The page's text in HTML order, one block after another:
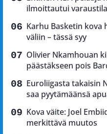
ilmoittautui
Karhu Basketin kova
väliin – tässä syy
Olivier Nkamhouan
päästäkseen pois
Euroliigasta takaisin
saa pyytämäänsä
Kova väite: Joel
merkittävä muutos